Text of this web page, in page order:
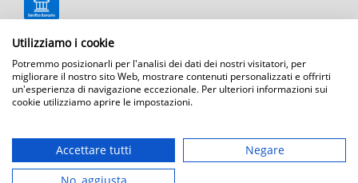
RETOUR FACILE
ASSISTANCE TÉLÉPHONIQUE ET CARTE
EXPÉDITION RAPIDE
Expédition par courrier express dans toute l'Europe
T.immagine | agenzia di marketing
Utilizziamo i cookie
Potremmo posizionarli per l'analisi dei dati dei nostri visitatori, per
migliorare il nostro sito Web, mostrare contenuti personalizzati e offrirti
un'esperienza di navigazione eccezionale. Per ulteriori informazioni sui
cookie utilizziamo aprire le impostazioni.
Accettare tutti Negare